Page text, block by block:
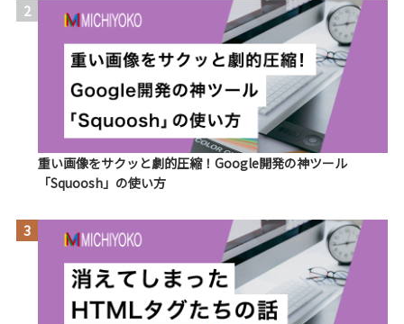
2
重い画像をサクッと劇的圧縮！Google開発の神ツール
「Squoosh」の使い方
3